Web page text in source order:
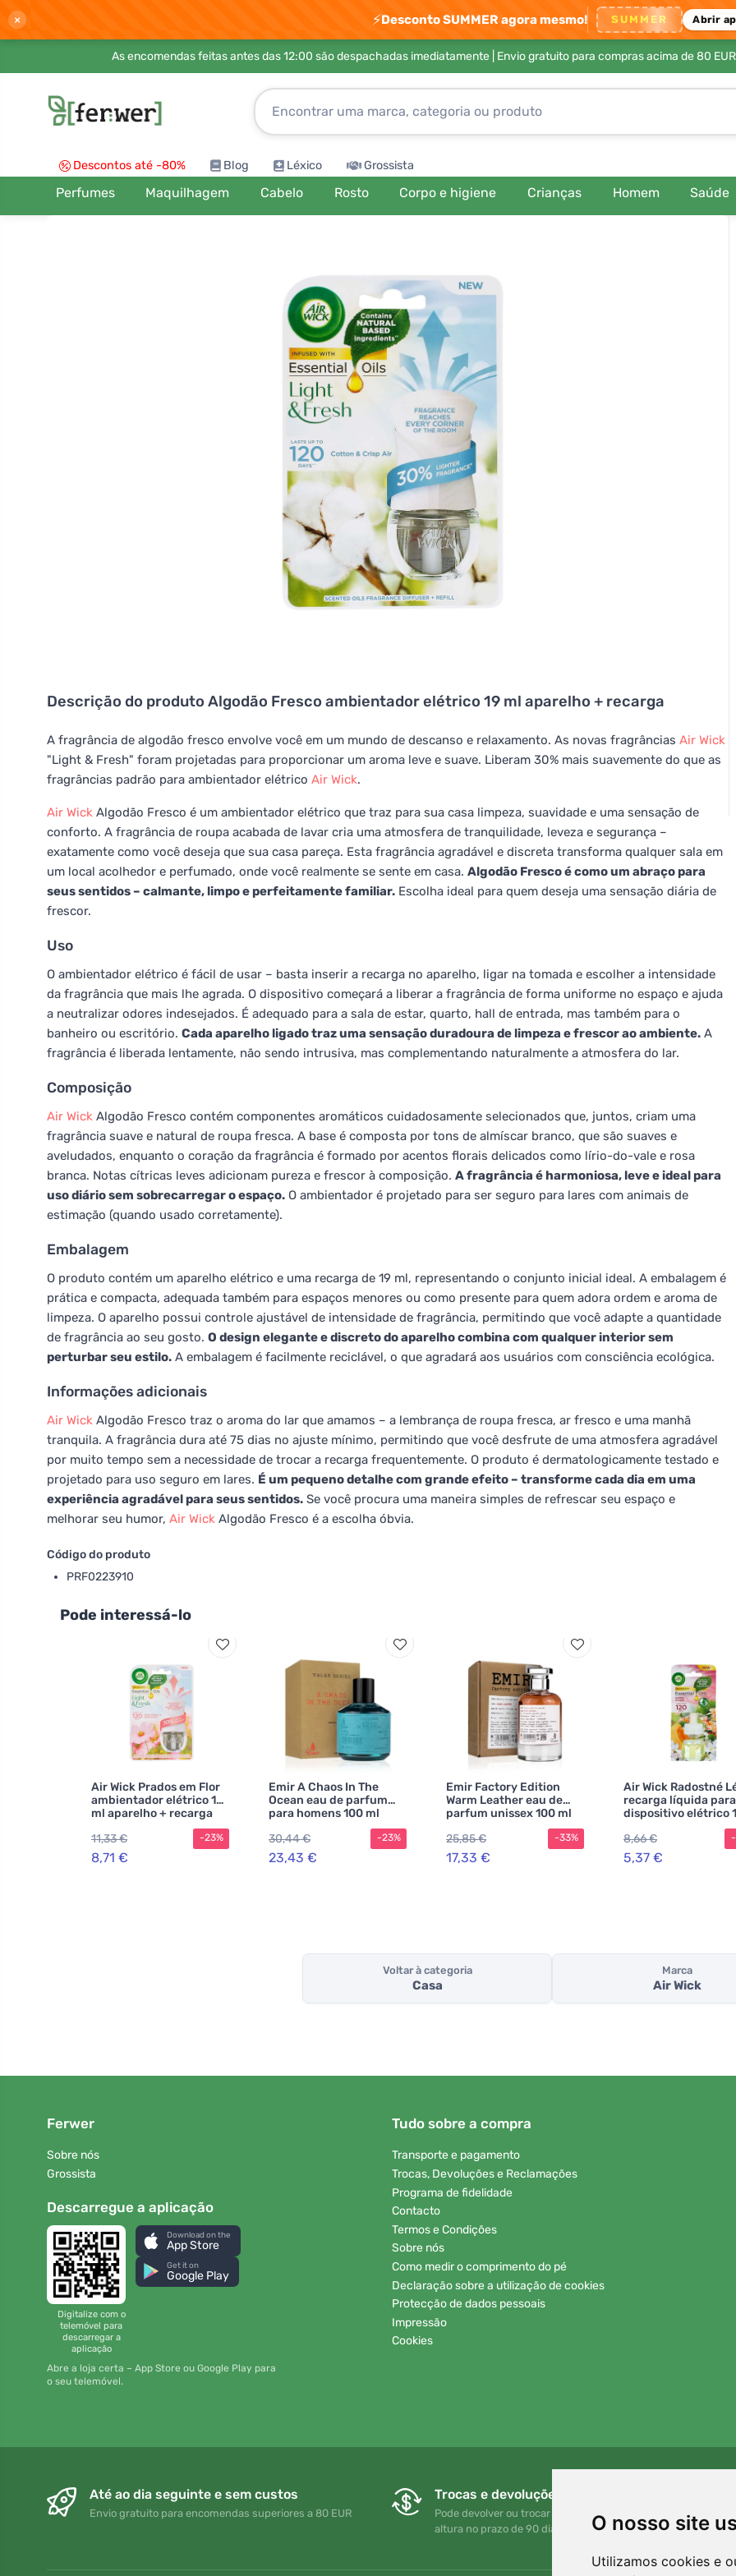
O nosso site
Utilizamos cookies e
× ⚡Desconto SUMMER agora mesmo! SUMMER Abrir
As encomendas feitas antes das 12:00 são despachadas imediatamente | Envio gratuito para compras acima de 80 EUR
Descontos até -80% Blog Léxico Grossista
Perfumes Maquilhagem Cabelo Rosto Corpo e higiene Crianças Homem Saúde
Descrição do produto Algodão Fresco ambientador elétrico 19 ml aparelho + recarga
A fragrância de algodão fresco envolve você em um mundo de descanso e relaxamento. As novas fragrâncias Air Wick
"Light & Fresh" foram projetadas para proporcionar um aroma leve e suave. Liberam 30% mais suavemente do que as
fragrâncias padrão para ambientador elétrico Air Wick.
Air Wick Algodão Fresco é um ambientador elétrico que traz para sua casa limpeza, suavidade e uma sensação de
conforto. A fragrância de roupa acabada de lavar cria uma atmosfera de tranquilidade, leveza e segurança –
exatamente como você deseja que sua casa pareça. Esta fragrância agradável e discreta transforma qualquer sala em
um local acolhedor e perfumado, onde você realmente se sente em casa. Algodão Fresco é como um abraço para
seus sentidos – calmante, limpo e perfeitamente familiar. Escolha ideal para quem deseja uma sensação diária de
frescor.
Uso
O ambientador elétrico é fácil de usar – basta inserir a recarga no aparelho, ligar na tomada e escolher a intensidade
da fragrância que mais lhe agrada. O dispositivo começará a liberar a fragrância de forma uniforme no espaço e ajuda
a neutralizar odores indesejados. É adequado para a sala de estar, quarto, hall de entrada, mas também para o
banheiro ou escritório. Cada aparelho ligado traz uma sensação duradoura de limpeza e frescor ao ambiente. A
fragrância é liberada lentamente, não sendo intrusiva, mas complementando naturalmente a atmosfera do lar.
Composição
Air Wick Algodão Fresco contém componentes aromáticos cuidadosamente selecionados que, juntos, criam uma
fragrância suave e natural de roupa fresca. A base é composta por tons de almíscar branco, que são suaves e
aveludados, enquanto o coração da fragrância é formado por acentos florais delicados como lírio-do-vale e rosa
branca. Notas cítricas leves adicionam pureza e frescor à composição. A fragrância é harmoniosa, leve e ideal para
uso diário sem sobrecarregar o espaço. O ambientador é projetado para ser seguro para lares com animais de
estimação (quando usado corretamente).
Embalagem
O produto contém um aparelho elétrico e uma recarga de 19 ml, representando o conjunto inicial ideal. A embalagem é
prática e compacta, adequada também para espaços menores ou como presente para quem adora ordem e aroma de
limpeza. O aparelho possui controle ajustável de intensidade de fragrância, permitindo que você adapte a quantidade
de fragrância ao seu gosto. O design elegante e discreto do aparelho combina com qualquer interior sem
perturbar seu estilo. A embalagem é facilmente reciclável, o que agradará aos usuários com consciência ecológica.
Informações adicionais
Air Wick Algodão Fresco traz o aroma do lar que amamos – a lembrança de roupa fresca, ar fresco e uma manhã
tranquila. A fragrância dura até 75 dias no ajuste mínimo, permitindo que você desfrute de uma atmosfera agradável
por muito tempo sem a necessidade de trocar a recarga frequentemente. O produto é dermatologicamente testado e
projetado para uso seguro em lares. É um pequeno detalhe com grande efeito – transforme cada dia em uma
experiência agradável para seus sentidos. Se você procura uma maneira simples de refrescar seu espaço e
melhorar seu humor, Air Wick Algodão Fresco é a escolha óbvia.
Código do produto
PRF0223910
Pode interessá-lo
Air Wick Prados em Flor
ambientador elétrico 19
ml aparelho + recarga
11,33 €
8,71 €
-23%
Emir A Chaos In The
Ocean eau de parfum
para homens 100 ml
30,44 €
23,43 €
-23%
Emir Factory Edition
Warm Leather eau de
parfum unissex 100 ml
25,85 €
17,33 €
-33%
Air Wick Radostné
recarga líquida para
dispositivo elétrico
8,66 €
5,37 €
Voltar à categoria
Casa
Marca
Air Wick
Ferwer
Sobre nós
Grossista
Descarregue a aplicação
Digitalize com o
telemóvel para
descarregar a
aplicação
Download on the
App Store
Get it on
Google Play
Abre a loja certa – App Store ou Google Play para
o seu telemóvel.
Tudo sobre a compra
Transporte e pagamento
Trocas, Devoluções e Reclamações
Programa de fidelidade
Contacto
Termos e Condições
Sobre nós
Como medir o comprimento do pé
Declaração sobre a utilização de cookies
Protecção de dados pessoais
Impressão
Cookies
Até ao dia seguinte e sem custos
Envio gratuito para encomendas superiores a 80 EUR
Trocas e devoluções gratuitas
Pode devolver ou trocar a sua encomenda em qualquer
altura no prazo de 90 dias